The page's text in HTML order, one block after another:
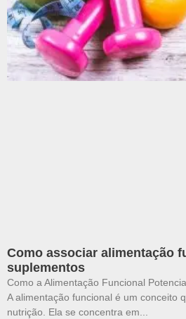
Como associar alimentação
suplementos
Como a Alimentação Funcional
A alimentação funcional é um conceito
nutrição. Ela se concentra em